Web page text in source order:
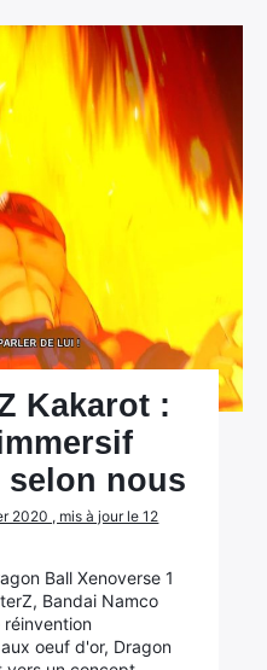
Kakarot :
selon nous
2020 , mis à jour le 12
Ball Xenoverse 1
Bandai Namco
oeuf d'or, Dragon